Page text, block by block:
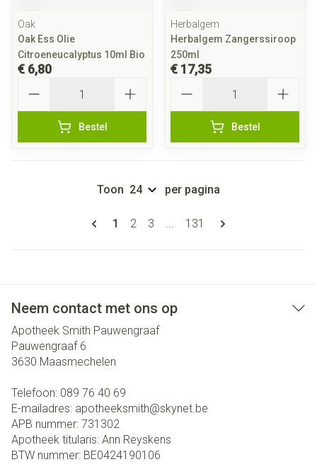
Oak
Oak Ess Olie
Citroeneucalyptus 10ml Bio
€ 6,80
Bestel
Herbalgem
Herbalgem Zangerssiroop
250ml
€ 17,35
Bestel
Pagina's
U lees momenteel pagina
1 Pagina
2 Pagina
3 ... Pagina
131
Toon per pagina
Neem contact met ons op
Apotheek Smith Pauwengraaf
Pauwengraaf 6
3630 Maasmechelen
Telefoon: 089 76 40 69
E-mailadres: apotheeksmith@skynet.be
APB nummer: 731302
Apotheek titularis: Ann Reyskens
BTW nummer: BE0424190106